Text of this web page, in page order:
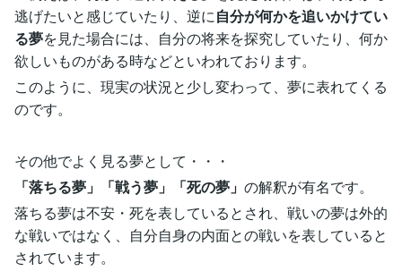
逃げたいと感じていたり、逆に自分が何かを追いかけてい
る夢を見た場合には、自分の将来を探究していたり、何か
欲しいものがある時などといわれております。
このように、現実の状況と少し変わって、夢に表れてくる
のです。
その他でよく見る夢として・・・
「落ちる夢」「戦う夢」「死の夢」 の解釈が有名です。
落ちる夢は不安・死を表しているとされ、戦いの夢は外的
な戦いではなく、自分自身の内面との戦いを表していると
されています。